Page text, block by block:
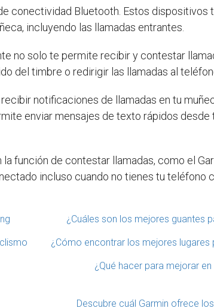
conectividad Bluetooth. Estos dispositivos
incluyendo las llamadas entrantes.
no solo te permite recibir y contestar
del timbre o redirigir las llamadas al
notificaciones de llamadas en tu
enviar mensajes de texto rápidos desde
función de contestar llamadas, como el
incluso cuando no tienes tu teléfono
¿Cuáles son los mejores guantes
¿Cómo encontrar los mejores lugares
¿Qué hacer para mejorar
Descubre cuál Garmin ofrece